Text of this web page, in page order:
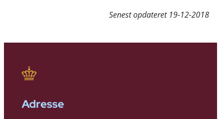
Senest opdateret 19-12-2018
Adresse